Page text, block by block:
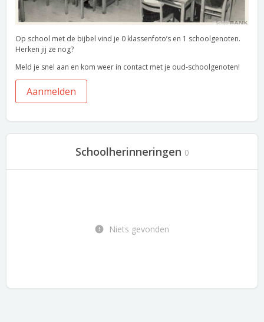
Op school met de bijbel vind je 0 klassenfoto’s en 1 schoolgenoten.
Herken jij ze nog?
Meld je snel aan en kom weer in contact met je oud-schoolgenoten!
Aanmelden
Schoolherinneringen 0
Niets gevonden